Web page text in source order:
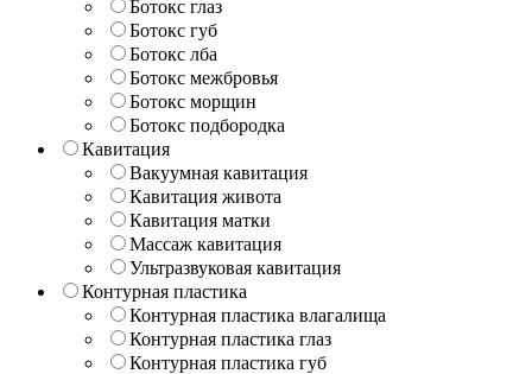
Ботокс глаз
Ботокс губ
Ботокс лба
Ботокс межбровья
Ботокс морщин
Ботокс подбородка
Кавитация
Вакуумная кавитация
Кавитация живота
Кавитация матки
Массаж кавитация
Ультразвуковая кавитация
Контурная пластика
Контурная пластика влагалища
Контурная пластика глаз
Контурная пластика губ